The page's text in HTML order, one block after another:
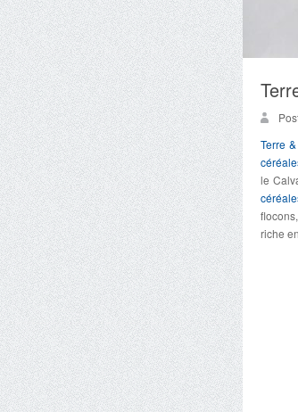
Terre
le
riche